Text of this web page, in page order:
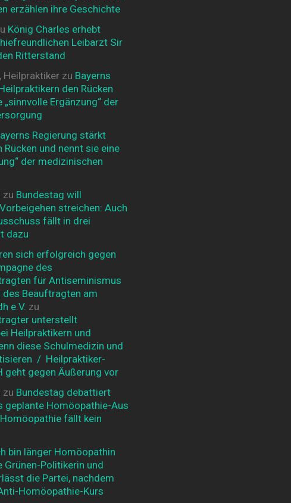
erzählen ihre Geschichte
König Charles erhebt
Leibarzt Sir
Ritterstand
Heilpraktiker zu Bayerns
den Rücken
„sinnvolle Ergänzung“ der
Regierung stärkt
Rücken und nennt sie eine
der medizinischen
zu Bundestag will
streichen: Auch
fällt in drei
dazu
sich erfolgreich gegen
des
für Antiseminismus
Beauftragten am
e.V. zu
unterstellt
Heilpraktikern und
diese Schulmedizin und
/ Heilpraktiker-
geht gegen Äußerung vor
zu Bundestag debattiert
geplante Homöopathie-Aus
fällt kein
bin länger Homöopathin
Grünen-Politikerin und
die Partei, nachdem
Homöopathie-Kurs